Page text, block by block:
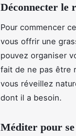
Déconnecter le
Pour commencer
vous offrir une
pouvez organiser
fait de ne pas être
vous réveillez
dont il a besoin.
Méditer pour